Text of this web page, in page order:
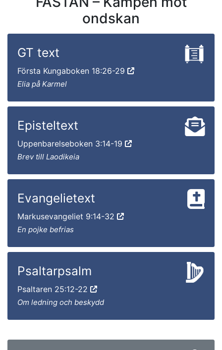
ondskan
GT text
Första Kungaboken 18:26-29
Elia på Karmel
Episteltext
Uppenbarelseboken 3:14-19
Brev till Laodikeia
Evangelietext
Markusevangeliet 9:14-32
En pojke befrias
Psaltarpsalm
Psaltaren 25:12-22
Om ledning och beskydd